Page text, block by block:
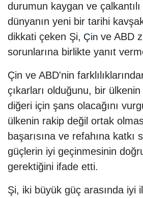
durumun kaygan ve
dünyanın yeni bir tarihi
dikkati çeken Şi, Çin ve ABD
sorunlarına birlikte yanıt
Çin ve ABD'nin
çıkarları olduğunu, bir ülkenin
diğeri için şans olacağını
ülkenin rakip değil ortak
başarısına ve refahına katkı
güçlerin iyi geçinmesinin
gerektiğini ifade etti.
Şi, iki büyük güç arasında iyi